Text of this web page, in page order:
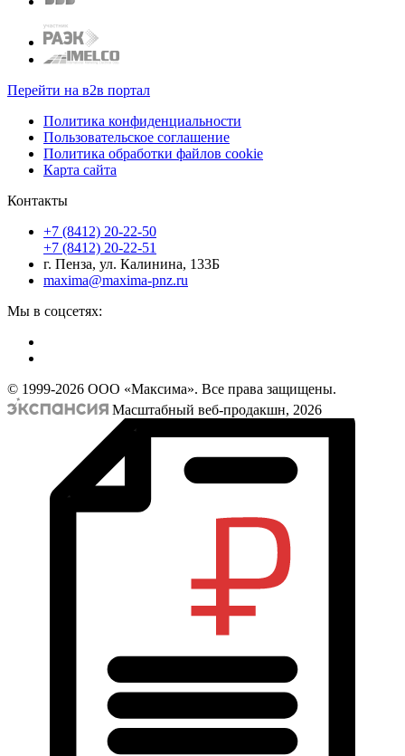
Перейти на в2в портал
Политика конфиденциальности
Пользовательское соглашение
Политика обработки файлов cookie
Карта сайта
Контакты
+7 (8412) 20-22-50
+7 (8412) 20-22-51
г. Пенза, ул. Калинина, 133Б
maxima@maxima-pnz.ru
Мы в соцсетях:
© 1999-2026 ООО «Максима». Все права защищены.
Масштабный веб-продакшн, 2026